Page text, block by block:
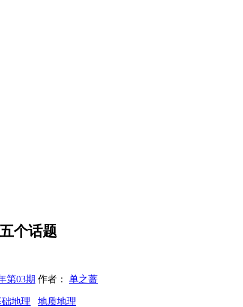
个话题
第03期 作者： 单之蔷
地理 地质地理